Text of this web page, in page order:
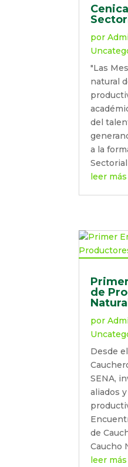
por
"Las
natural
del
a la
Sectorial
leer más
de
por
Desde
SENA,
aliados
de
Caucho
leer más